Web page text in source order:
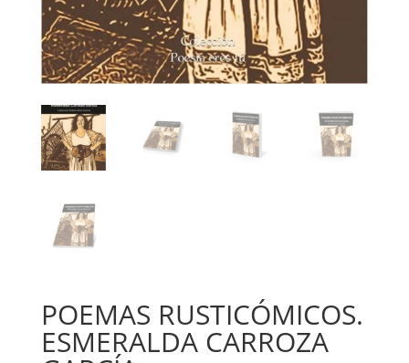
POEMAS RUSTICÓMICOS.
ESMERALDA CARROZA